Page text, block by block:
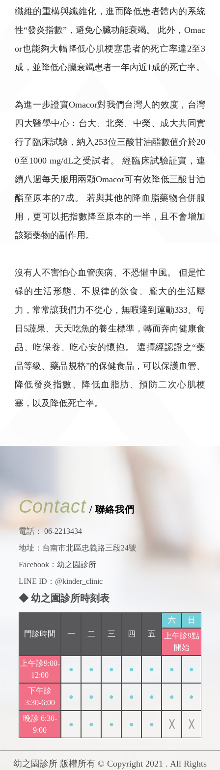
纖維的重構與纖維化，進而降低患者體內的系統
性“發炎指數”，避免心臟功能衰竭。 此外，Omac
or也能夠大幅降低心肌梗塞患者的死亡率達2至3
成，並降低心臟衰竭患者一年內近1成的死亡率。
為進一步證實Omacor對我們台灣人的效度，台灣
四大醫學中心：台大、北榮、中榮、成大共同實
行了臨床試驗，納入253位三酸甘油酯數值介於20
0至1000 mg/dL之受試者。 經臨床試驗証實，連
續八週每天服用兩顆Omacor可有效降低三酸甘油
酯至原本的7成。 若與其他的降血脂藥物合併服
用，更可以把指數降至原本的一半，且不會增加
該類藥物的副作用。
沒有人不害怕心血管疾病、不恐懼中風。 但是忙
碌的生活形態、不規律的飲食、龐大的生活壓
力，常常讓我們力不從心，無暇達到運動333、每
日5蔬果、天天吃魚的養生標準，轉而奔向健康食
品、吃保養、吃心安的懷抱。 選擇經認證之“藥
品等級、藥品規格”的保健食品，可以保護血管、
降低發炎指數、降低血脂肪、預防二次心肌梗
塞，以及降低死亡率。
Contact / 聯絡我們
電話：
06-2213434
地址：台南市北區忠義路三段24號
Facebook： 幼之園診所
LINE ID：@kinder_clinic
◆ 幼之園診所時刻表
門診時間 一 二 三 四 五
六
日
上午診9點
開始
上午診9:00-
12:00
● ● ● ● ● ● ●
下午診
3:30-6:00
● ● ● ● ● ● ●
晚診 6:30-
9:00
● ● ● ● ● ╳ ╳
幼之園診所 版權所有 © Copyright 2021 . All Rights